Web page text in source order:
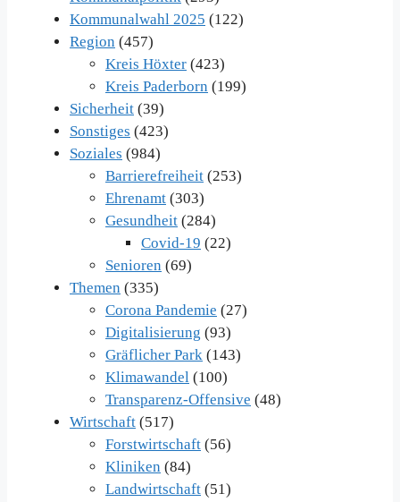
Kommunalwahl 2025 (122)
Region (457)
Kreis Höxter (423)
Kreis Paderborn (199)
Sicherheit (39)
Sonstiges (423)
Soziales (984)
Barrierefreiheit (253)
Ehrenamt (303)
Gesundheit (284)
Covid-19 (22)
Senioren (69)
Themen (335)
Corona Pandemie (27)
Digitalisierung (93)
Gräflicher Park (143)
Klimawandel (100)
Transparenz-Offensive (48)
Wirtschaft (517)
Forstwirtschaft (56)
Kliniken (84)
Landwirtschaft (51)